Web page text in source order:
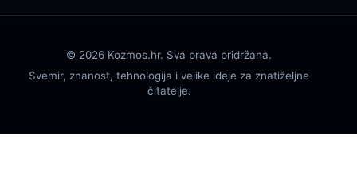
© 2026 Kozmos.hr. Sva prava pridržana.
Svemir, znanost, tehnologija i velike ideje za znatiželjne
čitatelje.